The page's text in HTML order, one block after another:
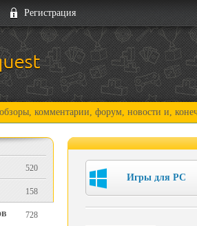
Регистрация
форум, новости и, конечно,
520
158
728
Игры для PC